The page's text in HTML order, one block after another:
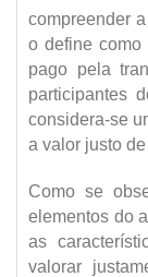
compreender
o define
pago pela
participantes
considera-se
a valor justo
Como se
elementos do
as
valorar